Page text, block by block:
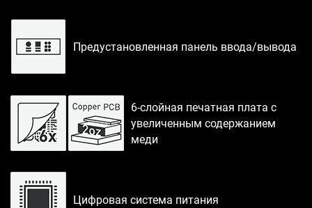
Предустановленная панель ввода/вывода
6-слойная печатная плата с
увеличенным содержанием
меди
Цифровая система питания